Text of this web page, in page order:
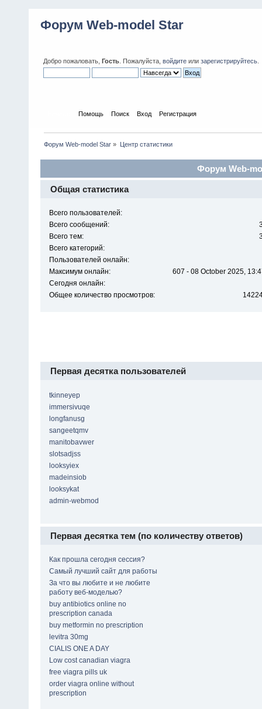
Форум Web-model Star
Добро пожаловать, Гость . Пожалуйста, войдите или зарегистрируйтесь
Помощь Поиск Вход Регистрация
Форум Web-model Star » Центр статистики
Форум Web-
Общая статистика
Всего пользователей:
Всего сообщений:
Всего тем:
Всего категорий:
Пользователей онлайн:
Максимум онлайн:
607 - 08 October 2025,
Сегодня онлайн:
Общее количество просмотров:
Первая десятка пользователей
tkinneyep
immersivuqe
longfanusg
sangeetqmv
manitobavwer
slotsadjss
looksyiex
madeinsiob
looksykat
admin-webmod
Первая десятка тем (по количеству ответов)
Как прошла сегодня сессия?
Самый лучший сайт для работы
За что вы любите и не любите
работу веб-моделью?
buy antibiotics online no
prescription canada
buy metformin no prescription
levitra 30mg
CIALIS ONE A DAY
Low cost canadian viagra
free viagra pills uk
order viagra online without
prescription